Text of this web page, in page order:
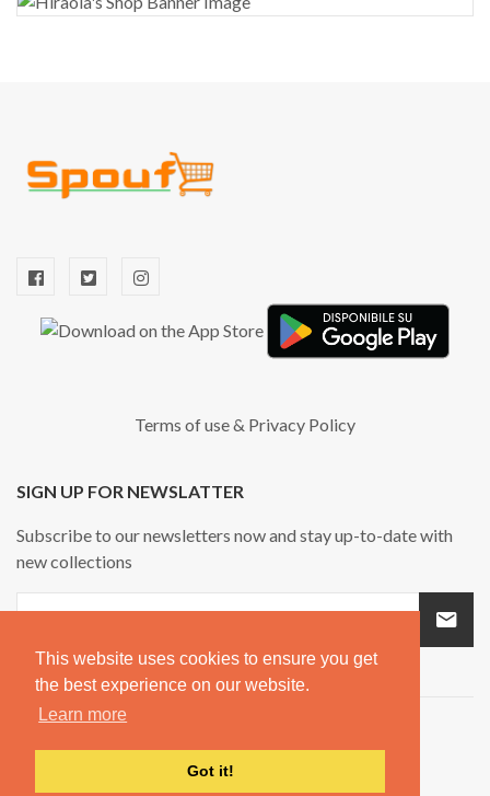
This website uses cookies to ensure you get
the best experience on our website.
Learn more
Got it!
Terms of use& Privacy Policy
SIGN UP FOR NEWSLATTER
Subscribe to our newsletters now and stay up-to-date with
new collections